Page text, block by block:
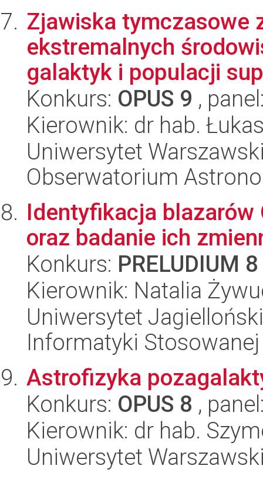
Zjawiska tymczasowe
ekstremalnych
galaktyk i populacji
Konkurs: OPUS 9 ,
Kierownik: dr hab.
Uniwersytet
Obserwatorium
Identyfikacja blazarów
oraz badanie ich
Konkurs: PRELUDIUM 8
Kierownik: Natalia
Uniwersytet
Informatyki Stosowanej
Astrofizyka
Konkurs: OPUS 8 ,
Kierownik: dr hab.
Uniwersytet